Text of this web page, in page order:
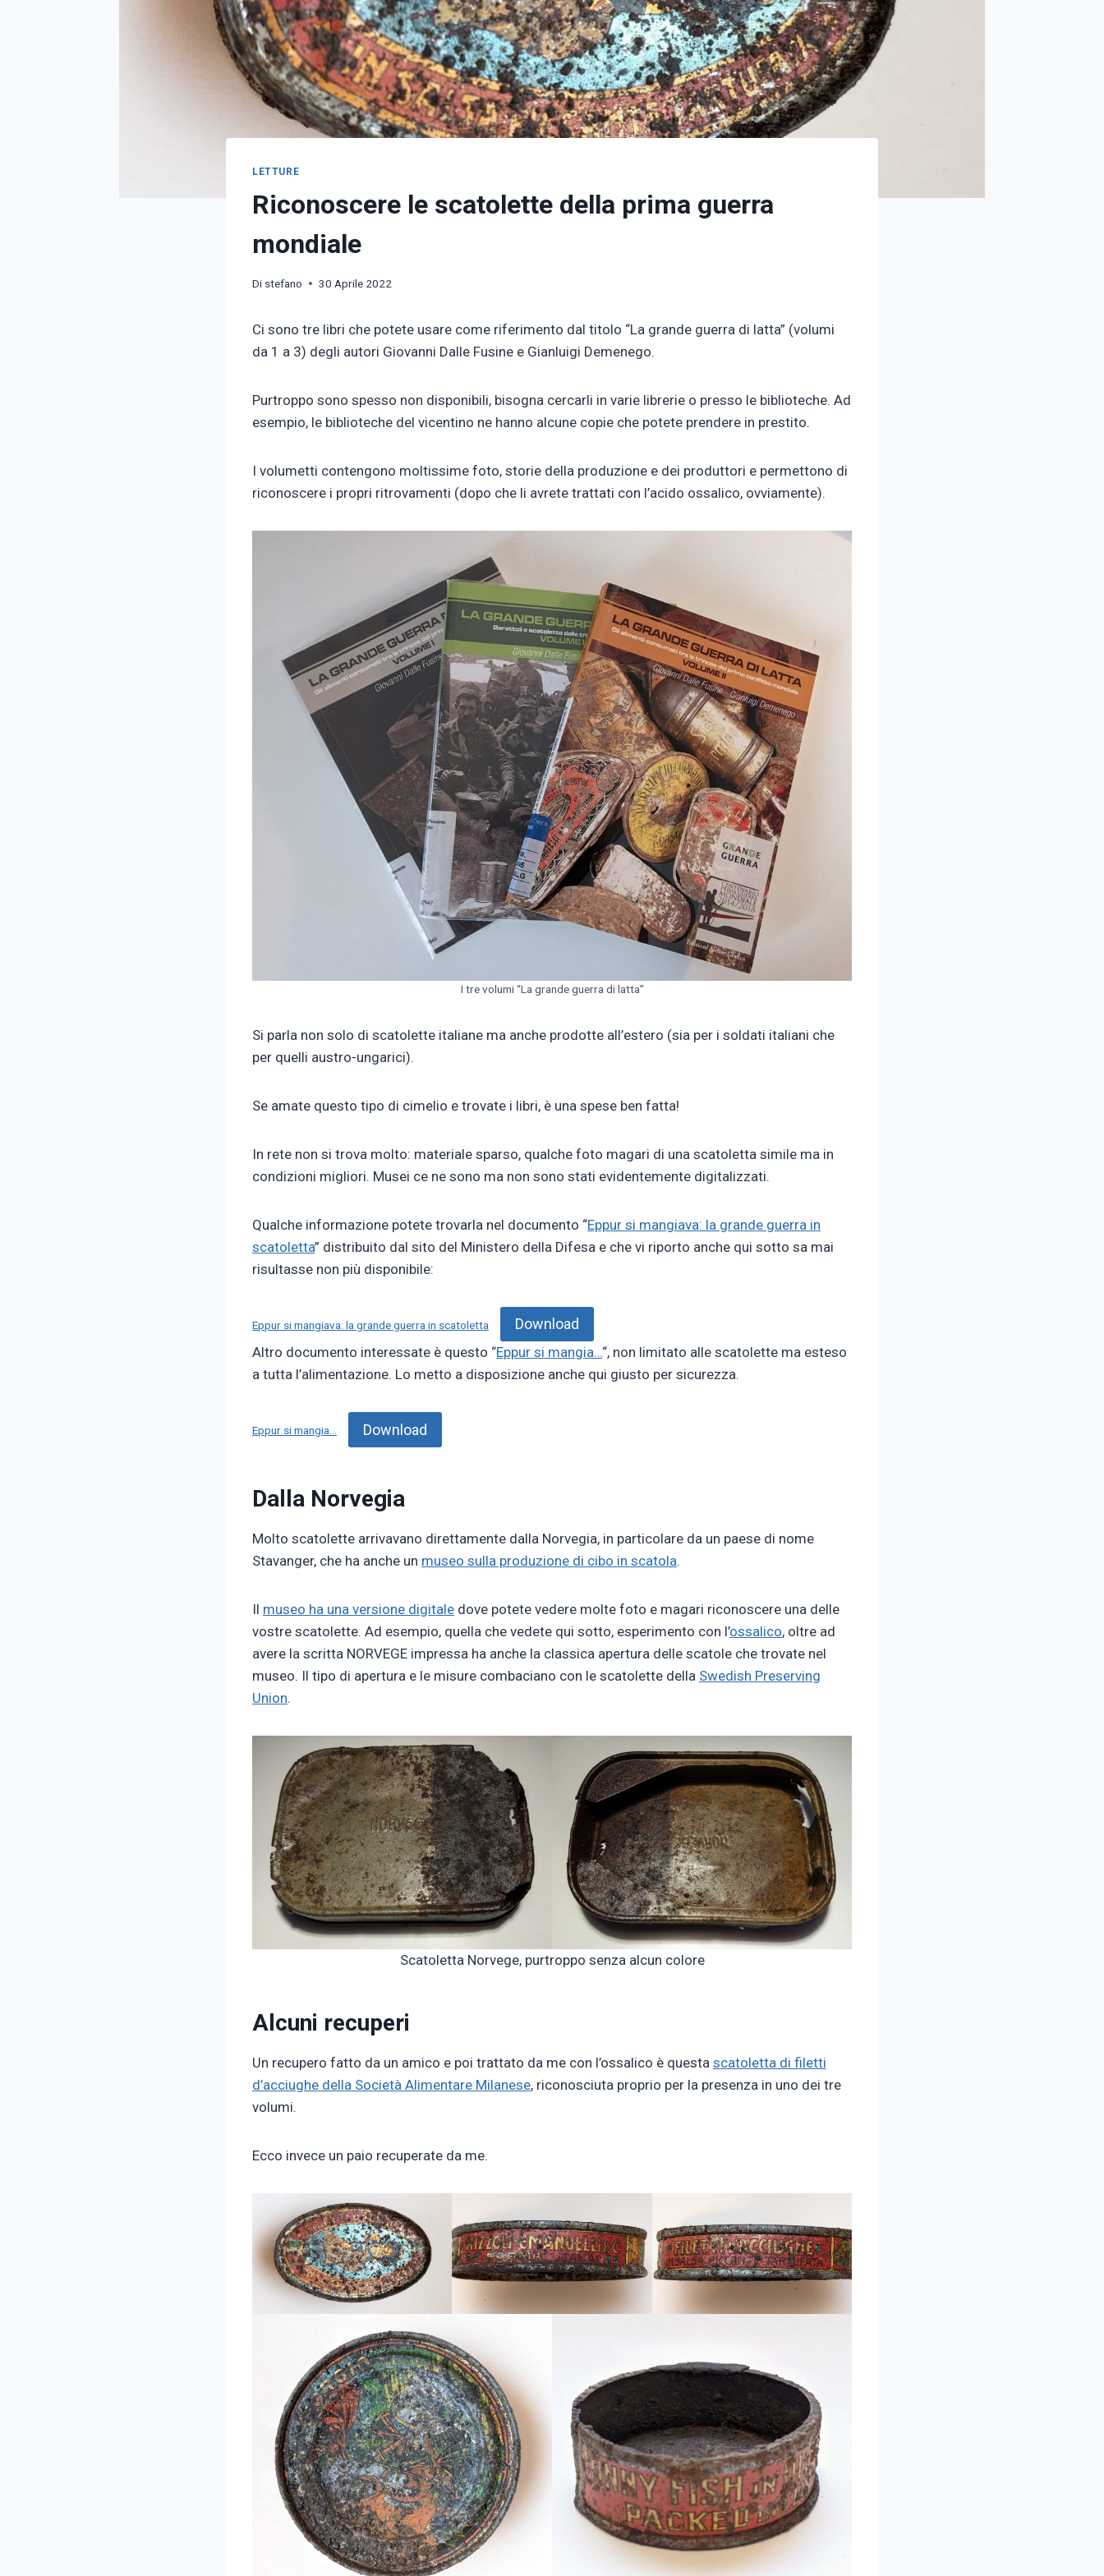
LETTURE
Riconoscere le scatolette della prima guerra
mondiale
Di stefano 30 Aprile 2022
Ci sono tre libri che potete usare come riferimento dal titolo “La grande guerra di latta” (volumi
da 1 a 3) degli autori Giovanni Dalle Fusine e Gianluigi Demenego.
Purtroppo sono spesso non disponibili, bisogna cercarli in varie librerie o presso le biblioteche. Ad
esempio, le biblioteche del vicentino ne hanno alcune copie che potete prendere in prestito.
I volumetti contengono moltissime foto, storie della produzione e dei produttori e permettono di
riconoscere i propri ritrovamenti (dopo che li avrete trattati con l’acido ossalico, ovviamente).
I tre volumi “La grande guerra di latta”
Si parla non solo di scatolette italiane ma anche prodotte all’estero (sia per i soldati italiani che
per quelli austro-ungarici).
Se amate questo tipo di cimelio e trovate i libri, è una spese ben fatta!
In rete non si trova molto: materiale sparso, qualche foto magari di una scatoletta simile ma in
condizioni migliori. Musei ce ne sono ma non sono stati evidentemente digitalizzati.
Qualche informazione potete trovarla nel documento “Eppur si mangiava: la grande guerra in
scatoletta” distribuito dal sito del Ministero della Difesa e che vi riporto anche qui sotto sa mai
risultasse non più disponibile:
Eppur si mangiava: la grande guerra in scatoletta Download
Altro documento interessate è questo “Eppur si mangia…“, non limitato alle scatolette ma esteso
a tutta l’alimentazione. Lo metto a disposizione anche qui giusto per sicurezza.
Eppur si mangia… Download
Dalla Norvegia
Molto scatolette arrivavano direttamente dalla Norvegia, in particolare da un paese di nome
Stavanger, che ha anche un museo sulla produzione di cibo in scatola.
Il museo ha una versione digitale dove potete vedere molte foto e magari riconoscere una delle
vostre scatolette. Ad esempio, quella che vedete qui sotto, esperimento con l’ossalico, oltre ad
avere la scritta NORVEGE impressa ha anche la classica apertura delle scatole che trovate nel
museo. Il tipo di apertura e le misure combaciano con le scatolette della Swedish Preserving
Union.
Scatoletta Norvege, purtroppo senza alcun colore
Alcuni recuperi
Un recupero fatto da un amico e poi trattato da me con l’ossalico è questa scatoletta di filetti
d’acciughe della Società Alimentare Milanese, riconosciuta proprio per la presenza in uno dei tre
volumi.
Ecco invece un paio recuperate da me.